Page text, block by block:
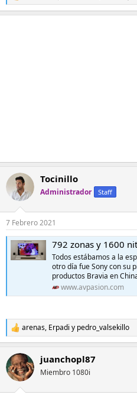
e
a
Tocinillo
Administrador Staff
7 Febrero 2021
792 zonas y 1600 nits de brillo, así
Todos estábamos a la
otro día fue Sony con su
productos Bravia en
www.avpasion.com
R
e
c
c
i
arenas, Erpadi y pedro_valsekillo
juanchopl87
Miembro 1080i